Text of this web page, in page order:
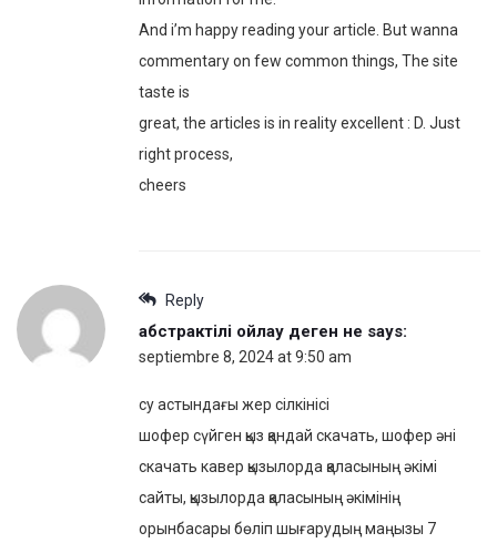
And i’m happy reading your article. But wanna
commentary on few common things, The site
taste is
great, the articles is in reality excellent : D. Just
right process,
cheers
Reply
абстрактілі ойлау деген не says:
septiembre 8, 2024 at 9:50 am
су астындағы жер сілкінісі
шофер сүйген қыз қандай скачать, шофер әні
скачать кавер қызылорда қаласының әкімі
сайты, қызылорда қаласының әкімінің
орынбасары бөліп шығарудың маңызы 7